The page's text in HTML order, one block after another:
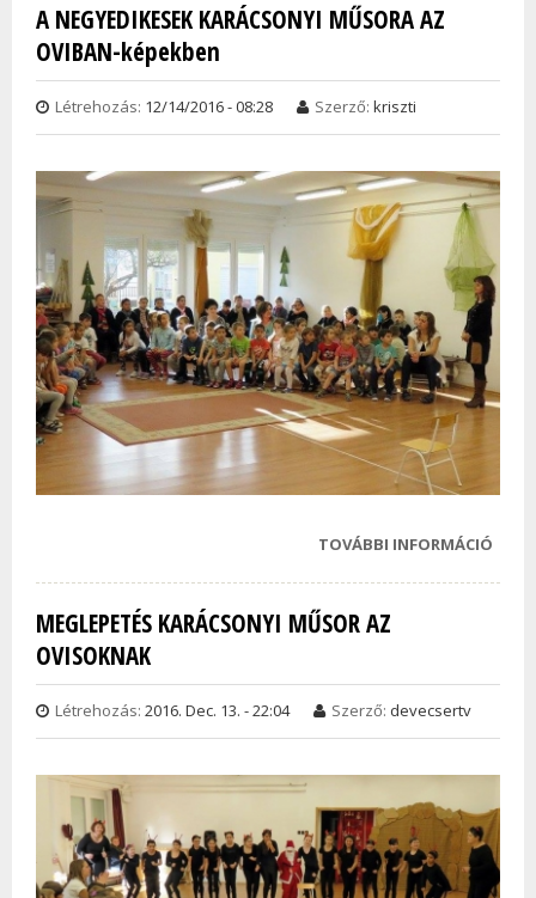
A NEGYEDIKESEK KARÁCSONYI MŰSORA AZ
OVIBAN-képekben
Létrehozás: 12/14/2016 - 08:28 Szerző: kriszti
TOVÁBBI INFORMÁCIÓ
MEGLEPETÉS KARÁCSONYI MŰSOR AZ
OVISOKNAK
Létrehozás: 2016. Dec. 13. - 22:04 Szerző: devecsertv
Oldalak